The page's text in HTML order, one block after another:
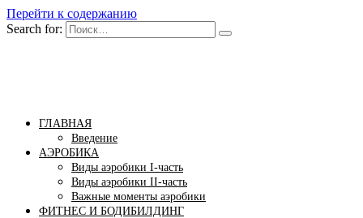
Перейти к содержанию
Search for:
ГЛАВНАЯ
Введение
АЭРОБИКА
Виды аэробики І-часть
Виды аэробики ІІ-часть
Важные моменты аэробики
ФИТНЕС И БОДИБИЛДИНГ